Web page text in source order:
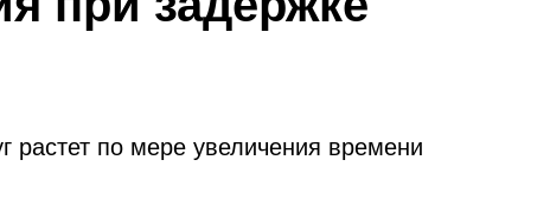
растет по мере увеличения времени